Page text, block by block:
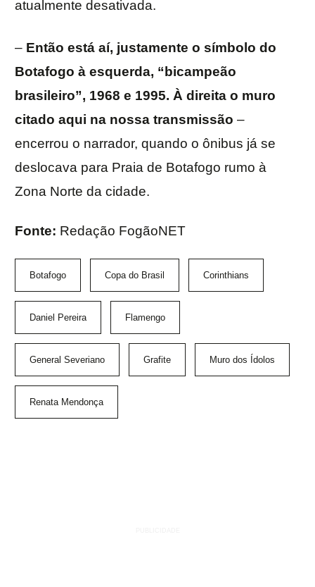
atualmente desativada.
– Então está aí, justamente o símbolo do
Botafogo à esquerda, “bicampeão
brasileiro”, 1968 e 1995. À direita o muro
citado aqui na nossa transmissão –
encerrou o narrador, quando o ônibus já se
deslocava para Praia de Botafogo rumo à
Zona Norte da cidade.
Fonte: Redação FogãoNET
Botafogo Copa do Brasil Corinthians
Daniel Pereira Flamengo
General Severiano Grafite Muro dos Ídolos
Renata Mendonça